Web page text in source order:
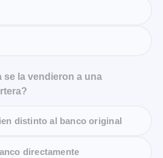
se la vendieron a una
distinto al banco original
directamente